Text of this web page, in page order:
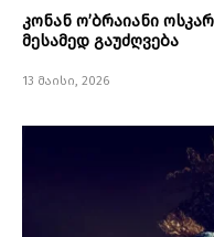
კონან ო’ბრაიანი
მესამედ გაუძღვება
13 მაისი, 2026